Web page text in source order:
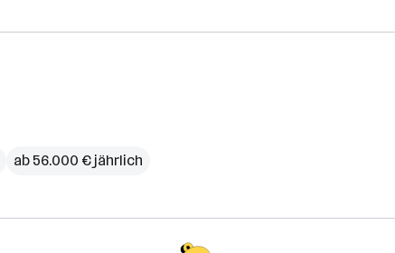
ab 56.000 € jährlich